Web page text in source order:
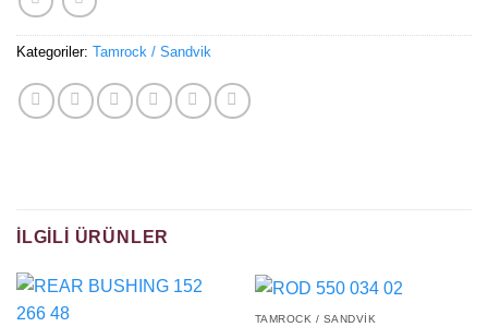
Kategoriler: Tamrock / Sandvik
İLGILI ÜRÜNLER
TAMROCK / SANDVIK